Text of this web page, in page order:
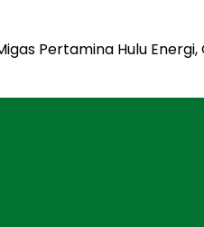
Pertamina Hulu